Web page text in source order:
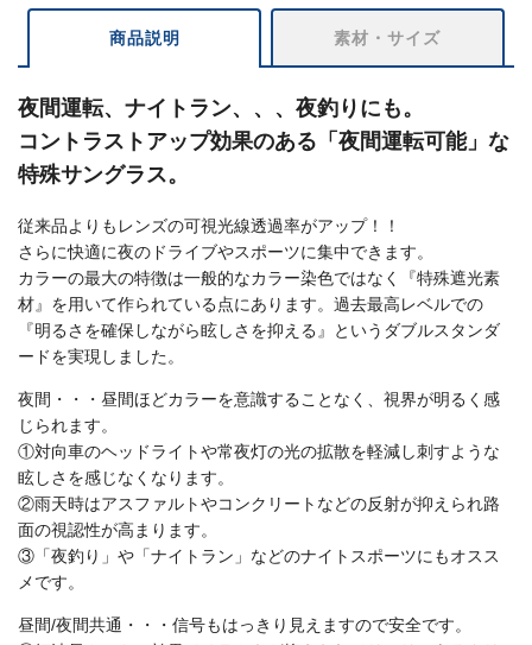
商品説明 素材・サイズ
夜間運転、ナイトラン、、、夜釣りにも。
コントラストアップ効果のある「夜間運転可能」な
特殊サングラス。
従来品よりもレンズの可視光線透過率がアップ！！
さらに快適に夜のドライブやスポーツに集中できます。
カラーの最大の特徴は一般的なカラー染色ではなく『特殊遮光素
材』を用いて作られている点にあります。過去最高レベルでの
『明るさを確保しながら眩しさを抑える』というダブルスタンダ
ードを実現しました。
夜間・・・昼間ほどカラーを意識することなく、視界が明るく感
じられます。
①対向車のヘッドライトや常夜灯の光の拡散を軽減し刺すような
眩しさを感じなくなります。
②雨天時はアスファルトやコンクリートなどの反射が抑えられ路
面の視認性が高まります。
③「夜釣り」や「ナイトラン」などのナイトスポーツにもオスス
メです。
昼間/夜間共通・・・信号もはっきり見えますので安全です。